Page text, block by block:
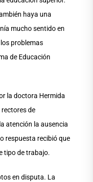
haya una
mucho sentido en
problemas
de Educación
la doctora Hermida
de
atención la ausencia
respuesta recibió que
tipo de trabajo.
en disputa. La